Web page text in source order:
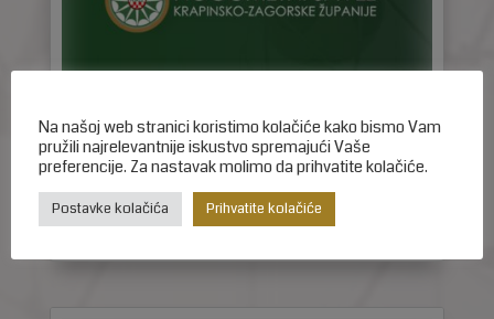
Glasilo broj 19/2026
svi 19, 2026
Glasilo broj 19/2026 možete preuzeti OVDJE!
Na našoj web stranici koristimo kolačiće kako bismo Vam
pružili najrelevantnije iskustvo spremajući Vaše
preferencije. Za nastavak molimo da prihvatite kolačiće.
Postavke kolačića Prihvatite kolačiće